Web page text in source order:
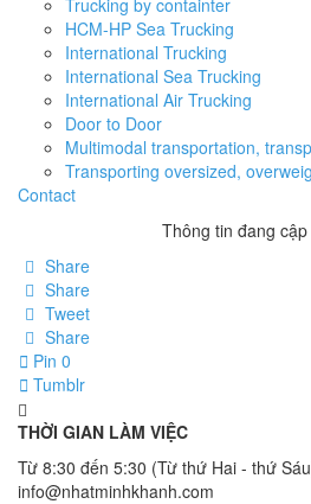
Trucking by containter
HCM-HP Sea Trucking
International Trucking
International Sea Trucking
International Air Trucking
Door to Door
Multimodal transportation,
Transporting oversized,
Contact
Thông tin đang
Share
Share
Tweet
Share
Pin 0
Tumblr
THỜI GIAN LÀM VIỆC
Từ 8:30 đến 5:30 (Từ thứ Hai - thứ
info@nhatminhkhanh.com